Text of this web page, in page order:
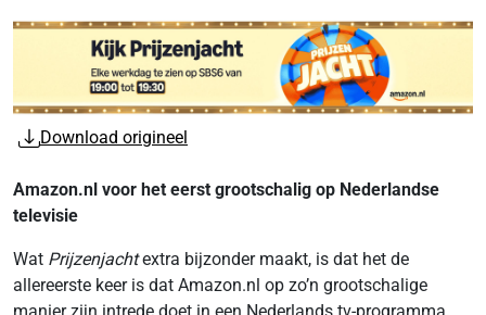
Download origineel
Amazon.nl voor het eerst grootschalig op Nederlandse
televisie
Wat Prijzenjachtextra bijzonder maakt, is dat het de
allereerste keer is dat Amazon.nl op zo’n grootschalige